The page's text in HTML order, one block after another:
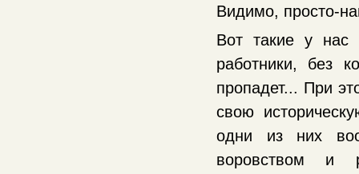
Видимо, просто-
Вот такие у нас
работники, без
пропадет... При
свою
одни из них
воровством и